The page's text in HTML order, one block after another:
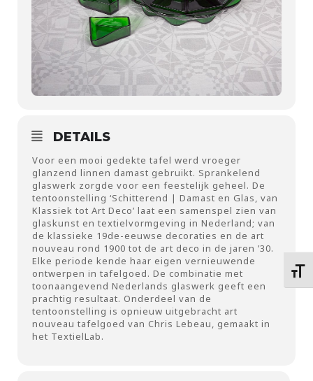
DETAILS
Voor een mooi gedekte tafel werd vroeger
glanzend linnen damast gebruikt. Sprankelend
glaswerk zorgde voor een feestelijk geheel. De
tentoonstelling ‘Schitterend | Damast en Glas, van
Klassiek tot Art Deco’ laat een samenspel zien van
glaskunst en textielvormgeving in Nederland; van
de klassieke 19de-eeuwse decoraties en de art
nouveau rond 1900 tot de art deco in de jaren ’30.
Elke periode kende haar eigen vernieuwende
ontwerpen in tafelgoed. De combinatie met
toonaangevend Nederlands glaswerk geeft een
prachtig resultaat. Onderdeel van de
tentoonstelling is opnieuw uitgebracht art
nouveau tafelgoed van Chris Lebeau, gemaakt in
het TextielLab.